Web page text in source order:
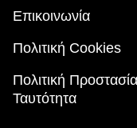
Επικοινωνία
Πολιτική Cookies
Πολιτική
Ταυτότητα